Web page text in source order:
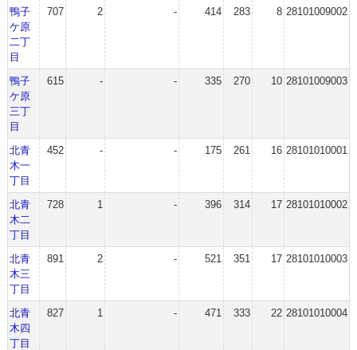
鴨子
ケ原
二丁
目
707 2 - 414 283 8 28101009002
鴨子
ケ原
三丁
目
615 - - 335 270 10 28101009003
北青
木一
丁目
452 - - 175 261 16 28101010001
北青
木二
丁目
728 1 - 396 314 17 28101010002
北青
木三
丁目
891 2 - 521 351 17 28101010003
北青
木四
丁目
827 1 - 471 333 22 28101010004